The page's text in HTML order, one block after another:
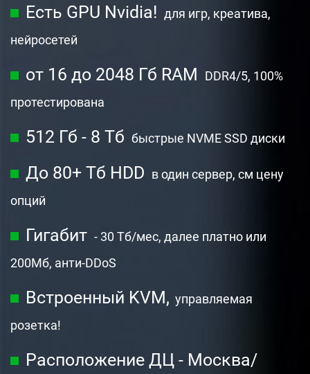
Есть GPU Nvidia! для игр, креатива,
нейросетей
от 16 до 2048 Гб RAM
DDR4/5, 100%
протестирована
512 Гб - 8 Тб быстрые NVME SSD диски
До 80+ Тб HDD в один сервер, см цену
опций
Гигабит - 30 Тб/мес, далее платно или
200Мб, анти-DDoS
Встроенный KVM, управляемая
розетка!
Расположение ДЦ - Москва/